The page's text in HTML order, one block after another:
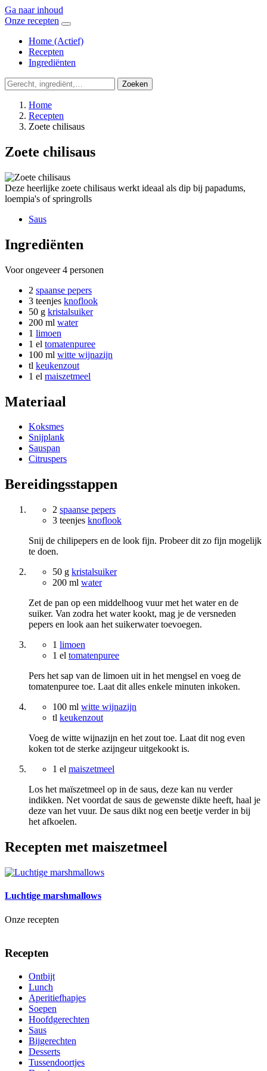
Ga naar inhoud
Onze recepten
Home (Actief)
Recepten
Ingrediënten
Zoeken
Home
Recepten
Zoete chilisaus
Zoete chilisaus
Deze heerlijke zoete chilisaus werkt ideaal als dip bij papadums,
loempia's of springrolls
Saus
Ingrediënten
Voor ongeveer4 personen
2 spaanse pepers
3 teenjes knoflook
50 g kristalsuiker
200 ml water
1 limoen
1 el tomatenpuree
100 ml witte wijnazijn
tl keukenzout
1 el maiszetmeel
Materiaal
Koksmes
Snijplank
Sauspan
Citruspers
Bereidingsstappen
2 spaanse pepers
3 teenjes knoflook
Snij de chilipepers en de look fijn. Probeer dit zo fijn mogelijk
te doen.
50 g kristalsuiker
200 ml water
Zet de pan op een middelhoog vuur met het water en de
suiker. Van zodra het water kookt, mag je de versneden
pepers en look aan het suikerwater toevoegen.
1 limoen
1 el tomatenpuree
Pers het sap van de limoen uit in het mengsel en voeg de
tomatenpuree toe. Laat dit alles enkele minuten inkoken.
100 ml witte wijnazijn
tl keukenzout
Voeg de witte wijnazijn en het zout toe. Laat dit nog even
koken tot de sterke azijngeur uitgekookt is.
1 el maiszetmeel
Los het maïszetmeel op in de saus, deze kan nu verder
indikken. Net voordat de saus de gewenste dikte heeft, haal je
deze van het vuur. De saus dikt nog een beetje verder in bij
het afkoelen.
Recepten met maiszetmeel
Luchtige marshmallows
Onze recepten
Recepten
Ontbijt
Lunch
Aperitiefhapjes
Soepen
Hoofdgerechten
Saus
Bijgerechten
Desserts
Tussendoortjes